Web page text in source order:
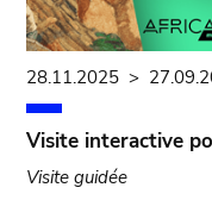
28.11.2025 >
Visite interactive
Visite guidée